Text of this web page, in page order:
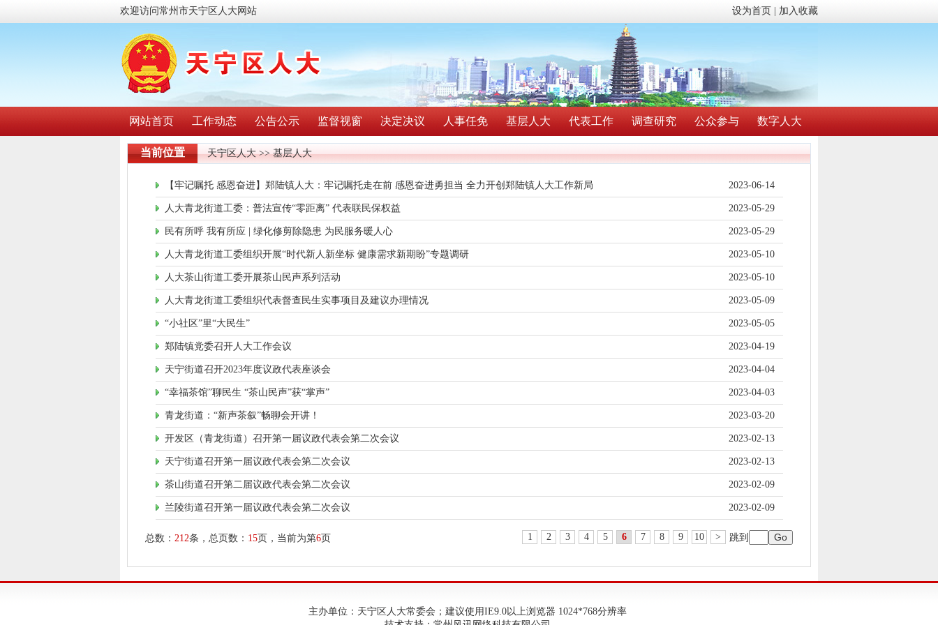
欢迎访问常州市天宁区人大网站 设为首页 加入收藏
网站首页 工作动态 公告公示 监督视窗 决定决议 人事任免 基层人大 代表工作 调查研究 公众参与 数字人大
当前位置 天宁区人大>> 基层人大
【牢记嘱托 感恩奋进】郑陆镇人大：牢记嘱托走在前 感恩奋进勇担当 全力开创郑陆镇人大工作新局 2023-06-14
人大青龙街道工委：普法宣传“零距离” 代表联民保权益 2023-05-29
民有所呼 我有所应 | 绿化修剪除隐患 为民服务暖人心 2023-05-29
人大青龙街道工委组织开展“时代新人新坐标 健康需求新期盼”专题调研 2023-05-10
人大茶山街道工委开展茶山民声系列活动 2023-05-10
人大青龙街道工委组织代表督查民生实事项目及建议办理情况 2023-05-09
“小社区”里“大民生” 2023-05-05
郑陆镇党委召开人大工作会议 2023-04-19
天宁街道召开2023年度议政代表座谈会 2023-04-04
“幸福茶馆”聊民生 “茶山民声”获“掌声” 2023-04-03
青龙街道：“新声茶叙”畅聊会开讲！ 2023-03-20
开发区（青龙街道）召开第一届议政代表会第二次会议 2023-02-13
天宁街道召开第一届议政代表会第二次会议 2023-02-13
茶山街道召开第二届议政代表会第二次会议 2023-02-09
兰陵街道召开第一届议政代表会第二次会议 2023-02-09
总数： 212条，总页数： 15页，当前为第6页 1 2 3 4 5 6 7 8 9 10 > 跳到
主办单位：天宁区人大常委会；建议使用IE9.0以上浏览器 1024*768分辨率